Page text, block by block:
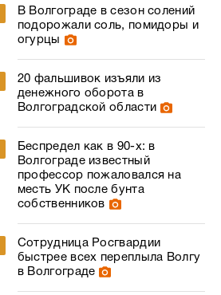
В Волгограде в сезон солений
подорожали соль, помидоры и
огурцы
20 фальшивок изъяли из
денежного оборота в
Волгоградской области
Беспредел как в 90-х: в
Волгограде известный
профессор пожаловался на
месть УК после бунта
собственников
Сотрудница Росгвардии
быстрее всех переплыла Волгу
в Волгограде